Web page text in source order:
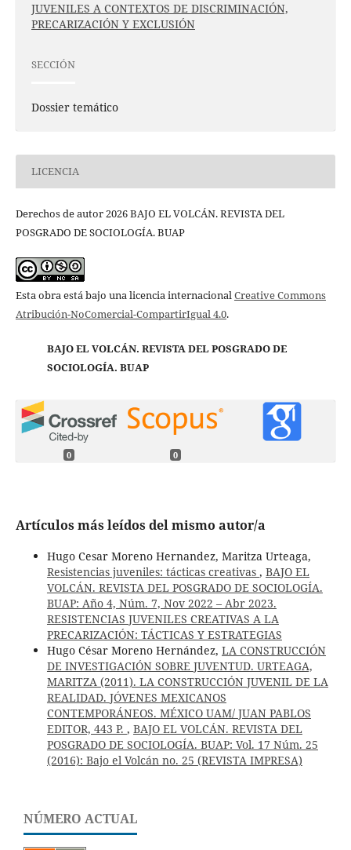
JUVENILES A CONTEXTOS DE DISCRIMINACIÓN,
PRECARIZACIÓN Y EXCLUSIÓN
SECCIÓN
Dossier temático
LICENCIA
Derechos de autor 2026 BAJO EL VOLCÁN. REVISTA DEL
POSGRADO DE SOCIOLOGÍA. BUAP
Esta obra está bajo una licencia internacionalCreative Commons
Atribución-NoComercial-CompartirIgual 4.0.
BAJO EL VOLCÁN. REVISTA DEL POSGRADO DE
SOCIOLOGÍA. BUAP
0 0
Artículos más leídos del mismo autor/a
Hugo Cesar Moreno Hernandez, Maritza Urteaga,
Resistencias juveniles: tácticas creativas , BAJO EL
VOLCÁN. REVISTA DEL POSGRADO DE SOCIOLOGÍA.
BUAP: Año 4, Núm. 7, Nov 2022 – Abr 2023.
RESISTENCIAS JUVENILES CREATIVAS A LA
PRECARIZACIÓN: TÁCTICAS Y ESTRATEGIAS
Hugo César Moreno Hernández, LA CONSTRUCCIÓN
DE INVESTIGACIÓN SOBRE JUVENTUD. URTEAGA,
MARITZA (2011). LA CONSTRUCCIÓN JUVENIL DE LA
REALIDAD. JÓVENES MEXICANOS
CONTEMPORÁNEOS. MÉXICO UAM/ JUAN PABLOS
EDITOR, 443 P. , BAJO EL VOLCÁN. REVISTA DEL
POSGRADO DE SOCIOLOGÍA. BUAP: Vol. 17 Núm. 25
(2016): Bajo el Volcán no. 25 (REVISTA IMPRESA)
NÚMERO ACTUAL